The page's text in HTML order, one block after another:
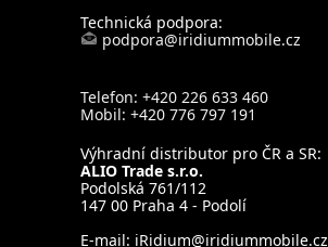
Technická podpora:
podpora@iridiummobile.cz
Telefon: +420 226 633 460
Mobil: +420 776 797 191
Výhradní distributor pro ČR a SR:
ALIO Trade s.r.o.
Podolská 761/112
147 00 Praha 4 - Podolí
E-mail: iRidium@iridiummobile.cz